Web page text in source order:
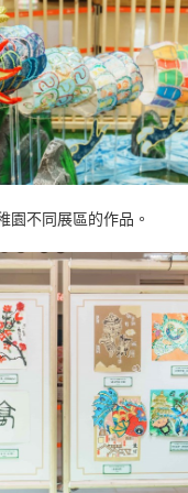
園不同展區的作品。